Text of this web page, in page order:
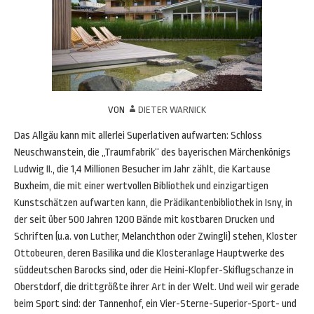
VON DIETER WARNICK
Das Allgäu kann mit allerlei Superlativen aufwarten: Schloss
Neuschwanstein, die „Traumfabrik“ des bayerischen Märchenkönigs
Ludwig II., die 1,4 Millionen Besucher im Jahr zählt, die Kartause
Buxheim, die mit einer wertvollen Bibliothek und einzigartigen
Kunstschätzen aufwarten kann, die Prädikantenbibliothek in Isny, in
der seit über 500 Jahren 1200 Bände mit kostbaren Drucken und
Schriften (u.a. von Luther, Melanchthon oder Zwingli) stehen, Kloster
Ottobeuren, deren Basilika und die Klosteranlage Hauptwerke des
süddeutschen Barocks sind, oder die Heini-Klopfer-Skiflugschanze in
Oberstdorf, die drittgrößte ihrer Art in der Welt. Und weil wir gerade
beim Sport sind: der Tannenhof, ein Vier-Sterne-Superior-Sport- und